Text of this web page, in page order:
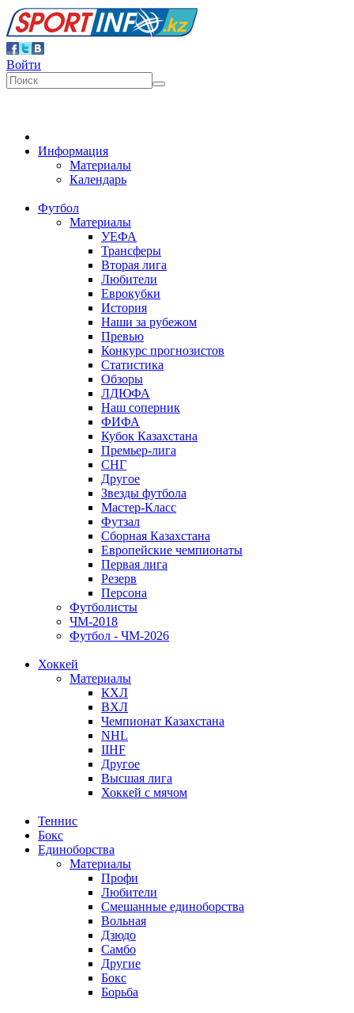
Войти
Информация
Материалы
Календарь
Футбол
Материалы
УЕФА
Трансферы
Вторая лига
Любители
Еврокубки
История
Наши за рубежом
Превью
Конкурс прогнозистов
Статистика
Обзоры
ЛДЮФА
Наш соперник
ФИФА
Кубок Казахстана
Премьер-лига
СНГ
Другое
Звезды футбола
Мастер-Класс
Футзал
Сборная Казахстана
Европейские чемпионаты
Первая лига
Резерв
Персона
Футболисты
ЧМ-2018
Футбол - ЧМ-2026
Хоккей
Материалы
КХЛ
ВХЛ
Чемпионат Казахстана
NHL
IIHF
Другое
Высшая лига
Хоккей с мячом
Теннис
Бокс
Единоборства
Материалы
Профи
Любители
Смешанные единоборства
Вольная
Дзюдо
Самбо
Другие
Бокс
Борьба